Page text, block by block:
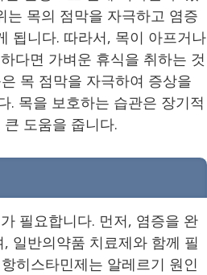
는 목의 점막을 자극하고 염증
됩니다. 따라서, 목이 아프거나
다면 가벼운 휴식을 취하는 것
목 점막을 자극하여 증상을
. 목을 보호하는 습관은 장기적
도움을 줍니다.
필요합니다. 먼저, 염증을 완
일반의약품 치료제와 함께 필
히스타민제는 알레르기 원인